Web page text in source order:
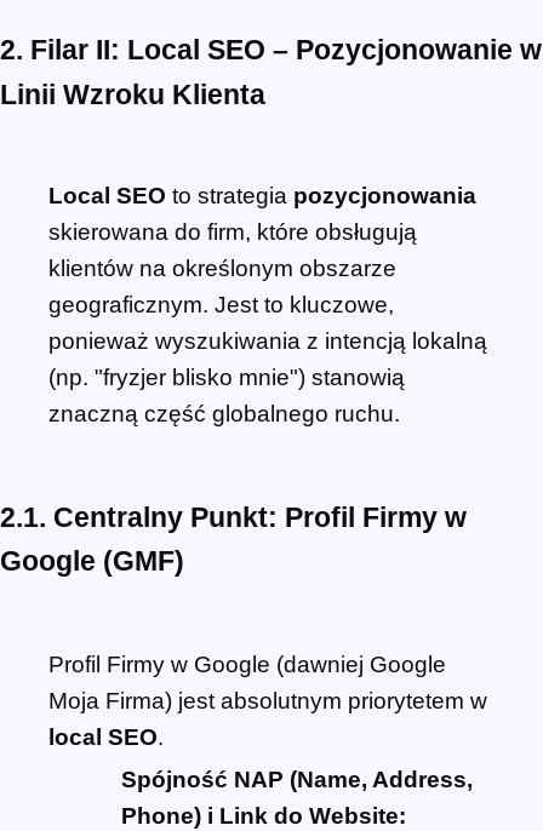
2. Filar II: Local SEO – Pozycjonowanie w
Linii Wzroku Klienta
Local SEO to strategia pozycjonowania
skierowana do firm, które obsługują
klientów na określonym obszarze
geograficznym. Jest to kluczowe,
ponieważ wyszukiwania z intencją lokalną
(np. "fryzjer blisko mnie") stanowią
znaczną część globalnego ruchu.
2.1. Centralny Punkt: Profil Firmy w
Google (GMF)
Profil Firmy w Google (dawniej Google
Moja Firma) jest absolutnym priorytetem w
local SEO.
Spójność NAP (Name, Address,
Phone) i Link do Website: